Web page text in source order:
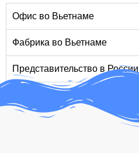
Офис во Вьетнаме​
Фабрика во Вьетнаме
Представительство в России